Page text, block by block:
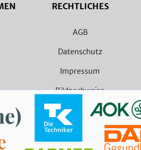
RECHTLICHES
AGB
Datenschutz
Impressum
Bildnachweise
Barrierefreiheit